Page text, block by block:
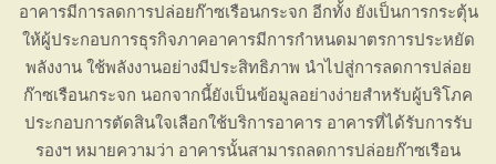
อาคารมีการลดการปล่อยก๊าซเรือนกระจก อีกทั้ง ยังเป็นการกระตุ้น
ให้ผู้ประกอบการธุรกิจภาคอาคารมีการกำหนดมาตรการประหยัด
พลังงาน ใช้พลังงานอย่างมีประสิทธิภาพ นำไปสู่การลดการปล่อย
ก๊าซเรือนกระจก นอกจากนี้ยังเป็นข้อมูลอย่างง่ายสำหรับผู้บริโภค
ประกอบการตัดสินใจเลือกใช้บริการอาคาร อาคารที่ได้รับการรับ
รองฯ หมายความว่า อาคารนั้นสามารถลดการปล่อยก๊าซเรือน